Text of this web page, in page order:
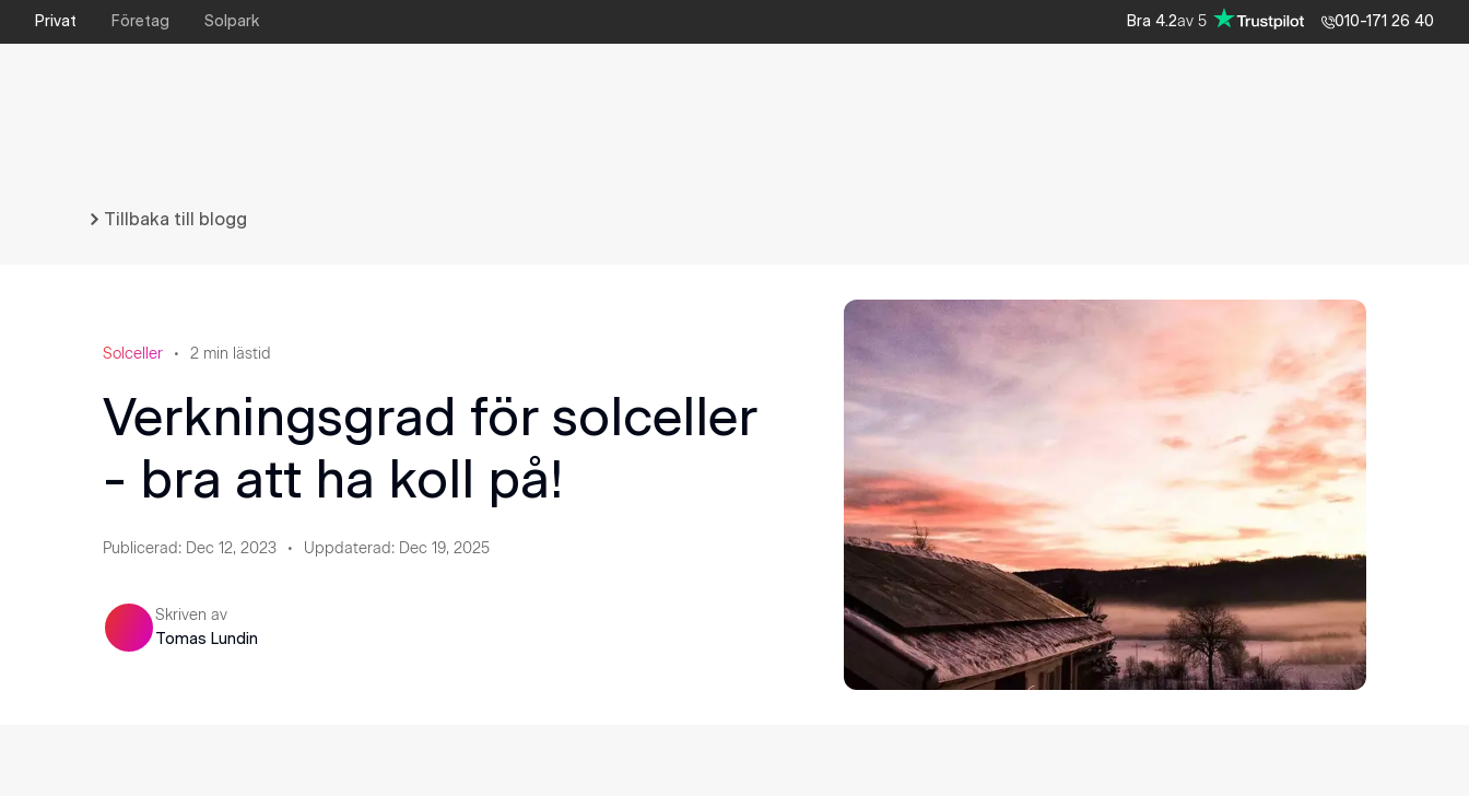
Privat Företag Solpark Bra 4.2av 5 010-171 26 40
Tillbaka till blogg
Solceller 2 min lästid
Verkningsgrad för solceller
- bra att ha koll på!
Publicerad: Dec 12, 2023 Uppdaterad: Dec 19, 2025
Skriven av
Tomas Lundin